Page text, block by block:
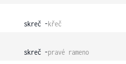
skreč -křeč
skreč -pravé rameno